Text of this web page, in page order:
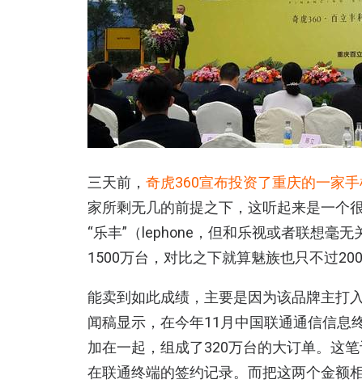
三天前， 奇虎360宣布投资了重庆的一家
家所剩无几的前提之下，这听起来是一个
“乐丰”（lephone，但和乐视或者联想毫
1500万台，对比之下就算魅族也只不过
能卖到如此成绩，主要是因为该品牌主打
闻稿显示，在今年11月中国联通通信信息
加在一起，组成了320万台的大订单。这
在联通终端的签约记录。而把这两个金额